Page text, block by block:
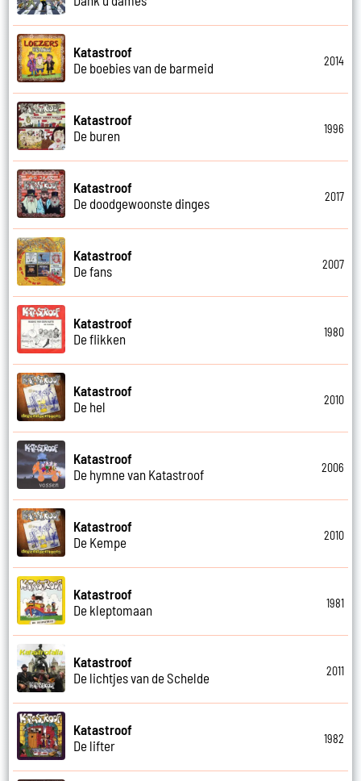
Katastroof
De boebies van de barmeid
2014
Katastroof
De buren
1996
Katastroof
De doodgewoonste dinges
2017
Katastroof
De fans
2007
Katastroof
De flikken
1980
Katastroof
De hel
2010
Katastroof
De hymne van Katastroof
2006
Katastroof
De Kempe
2010
Katastroof
De kleptomaan
1981
Katastroof
De lichtjes van de Schelde
2011
Katastroof
De lifter
1982